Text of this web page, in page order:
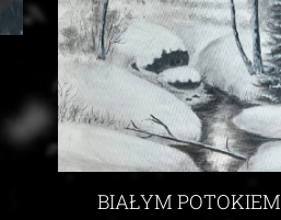
BIAŁYM POTOKIEM